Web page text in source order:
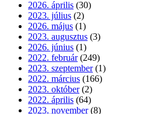
2026. április (30)
2023. július (2)
2026. május (1)
2023. augusztus (3)
2026. június (1)
2022. február (249)
2023. szeptember (1)
2022. március (166)
2023. október (2)
2022. április (64)
2023. november (8)